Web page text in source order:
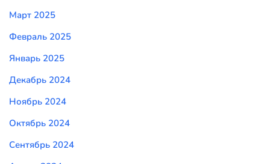
Март 2025
Февраль 2025
Январь 2025
Декабрь 2024
Ноябрь 2024
Октябрь 2024
Сентябрь 2024